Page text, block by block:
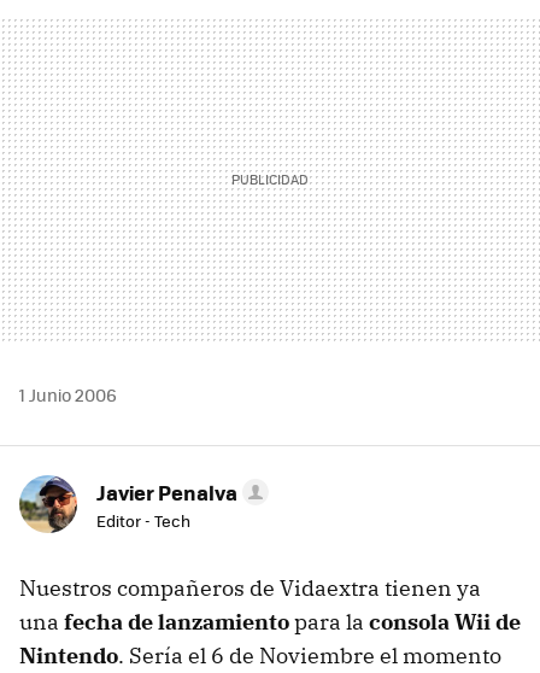
MAIL
1 Junio 2006
Javier Penalva
Editor - Tech
Nuestros compañeros de Vidaextra tienen ya
una fecha de lanzamientopara la consola Wii de
Nintendo. Sería el 6 de Noviembre el momento